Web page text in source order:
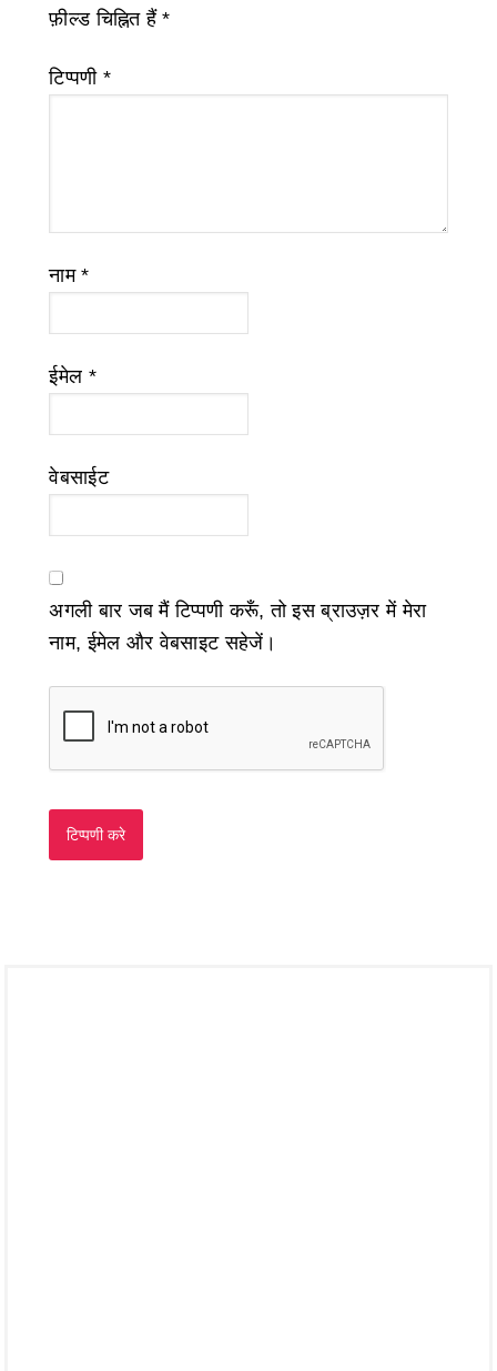
फ़ील्ड चिह्नित हैं*
टिप्पणी *
नाम*
ईमेल *
वेबसाईट
अगली बार जब मैं टिप्पणी करूँ, तो इस ब्राउज़र में मेरा
नाम, ईमेल और वेबसाइट सहेजें।